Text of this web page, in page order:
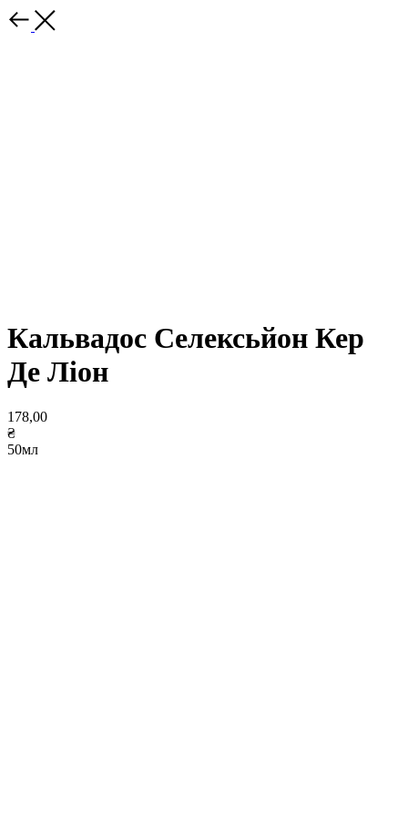
Кальвадос Селексьйон Кер
Де Ліон
178,00
₴
50мл